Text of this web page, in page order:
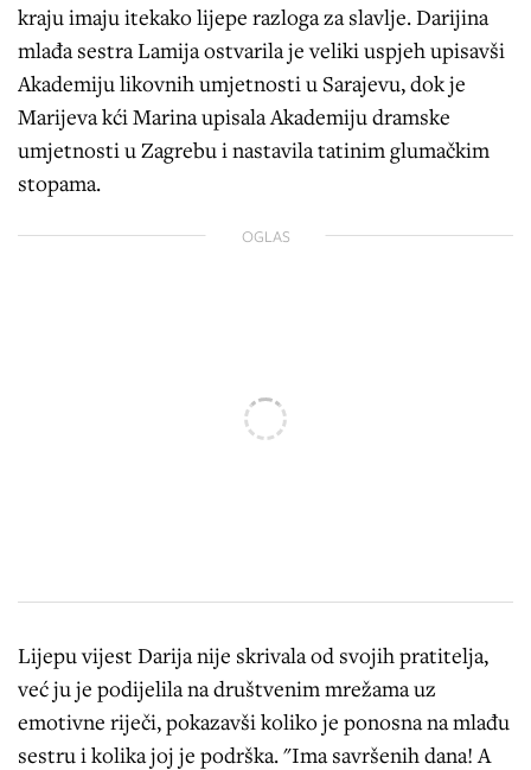
kraju imaju itekako lijepe razloga za slavlje. Darijina
mlađa sestra Lamija ostvarila je veliki uspjeh upisavši
Akademiju likovnih umjetnosti u Sarajevu, dok je
Marijeva kći Marina upisala Akademiju dramske
umjetnosti u Zagrebu i nastavila tatinim glumačkim
stopama.
OGLAS
Lijepu vijest Darija nije skrivala od svojih pratitelja,
već ju je podijelila na društvenim mrežama uz
emotivne riječi, pokazavši koliko je ponosna na mlađu
sestru i kolika joj je podrška. "Ima savršenih dana! A